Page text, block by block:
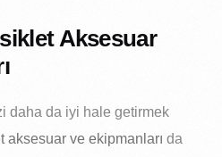
Aksesuar
daha da iyi hale getirmek
aksesuar ve ekipmanları da